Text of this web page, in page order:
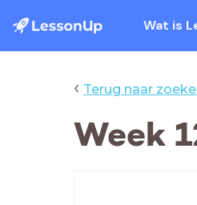
Wat is
‹ Terug naar
Week